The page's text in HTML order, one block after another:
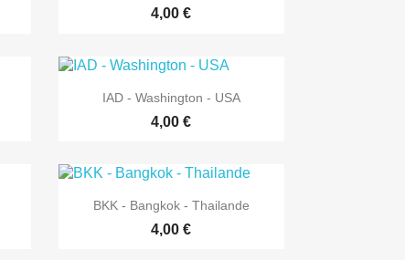
4,00 €
 Aperçu rapide
IAD - Washington - USA
4,00 €
 Aperçu rapide
BKK - Bangkok - Thailande
4,00 €